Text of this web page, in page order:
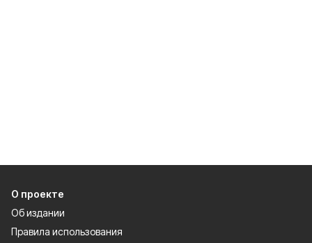
О проекте
Об издании
Правила использования